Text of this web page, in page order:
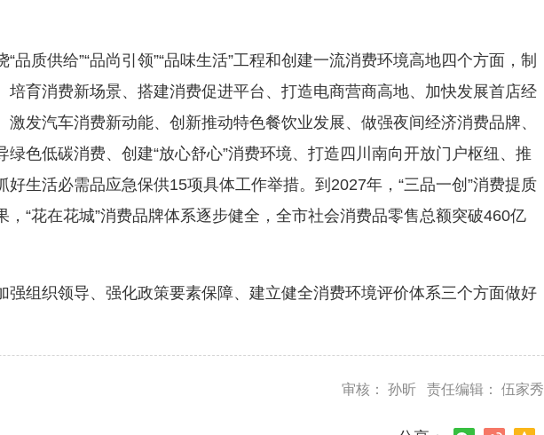
“品质供给”“品尚引领”“品味生活”工程和创建一流消费环境高地四个方面，制
培育消费新场景、搭建消费促进平台、打造电商营商高地、加快发展首店经
激发汽车消费新动能、创新推动特色餐饮业发展、做强夜间经济消费品牌、
绿色低碳消费、创建“放心舒心”消费环境、打造四川南向开放门户枢纽、推
好生活必需品应急保供15项具体工作举措。到2027年，“三品一创”消费提质
，“花在花城”消费品牌体系逐步健全，全市社会消费品零售总额突破460亿
强组织领导、强化政策要素保障、建立健全消费环境评价体系三个方面做好
审核： 孙昕 责任编辑： 伍家秀